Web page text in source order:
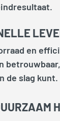
en
de slag kunt.